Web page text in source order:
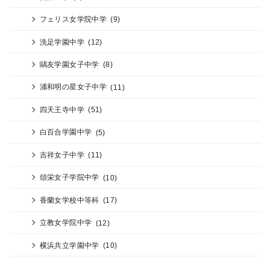
フェリス女学院中学 (9)
洗足学園中学 (12)
鷗友学園女子中学 (8)
浦和明の星女子中学 (11)
四天王寺中学 (51)
白百合学園中学 (5)
吉祥女子中学 (11)
頌栄女子学院中学 (10)
香蘭女学校中等科 (17)
立教女学院中学 (12)
横浜共立学園中学 (10)